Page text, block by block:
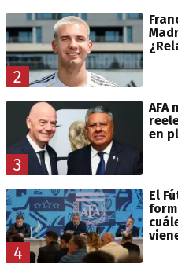
2
3
AFA
en
4
El